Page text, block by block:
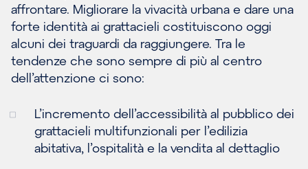
affrontare. Migliorare la vivacità urbana e dare una
forte identità ai grattacieli costituiscono oggi
alcuni dei traguardi da raggiungere. Tra le
tendenze che sono sempre di più al centro
dell’attenzione ci sono:
L’incremento dell’accessibilità al pubblico dei
grattacieli multifunzionali per l’edilizia
abitativa, l’ospitalità e la vendita al dettaglio